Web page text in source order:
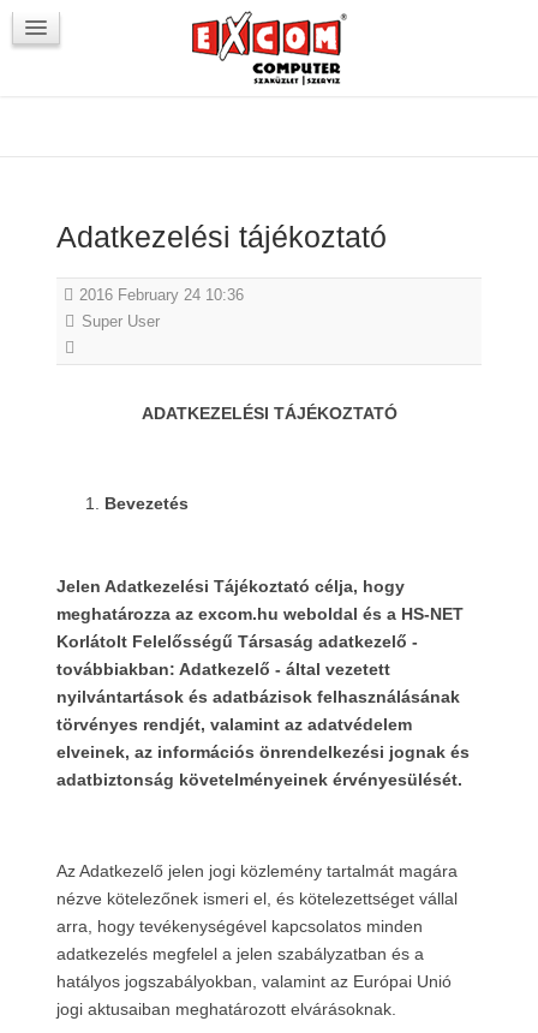
VörösmartyKOCKA
Adatkezelési tájékoztató
2016 February 24 10:36
Super User
ADATKEZELÉSI TÁJÉKOZTATÓ
Bevezetés
Jelen Adatkezelési Tájékoztató célja, hogy
meghatározza az excom.hu weboldal és a HS-NET
Korlátolt Felelősségű Társaság adatkezelő -
továbbiakban: Adatkezelő - által vezetett
nyilvántartások és adatbázisok felhasználásának
törvényes rendjét, valamint az adatvédelem
elveinek, az információs önrendelkezési jognak és
adatbiztonság követelményeinek érvényesülését.
Az Adatkezelő jelen jogi közlemény tartalmát magára
nézve kötelezőnek ismeri el, és kötelezettséget vállal
arra, hogy tevékenységével kapcsolatos minden
adatkezelés megfelel a jelen szabályzatban és a
hatályos jogszabályokban, valamint az Európai Unió
jogi aktusaiban meghatározott elvárásoknak.